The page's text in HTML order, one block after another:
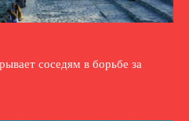
соседям в борьбе за